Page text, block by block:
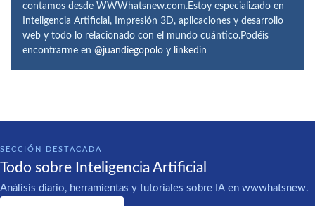
contamos desde WWWhatsnew.com.Estoy especializado en
Inteligencia Artificial, Impresión 3D, aplicaciones y desarrollo
web y todo lo relacionado con el mundo cuántico.Podéis
encontrarme en @juandiegopolo y linkedin
SECCIÓN DESTACADA
Todo sobre Inteligencia Artificial
Análisis diario, herramientas y tutoriales sobre IA en wwwhatsnew.